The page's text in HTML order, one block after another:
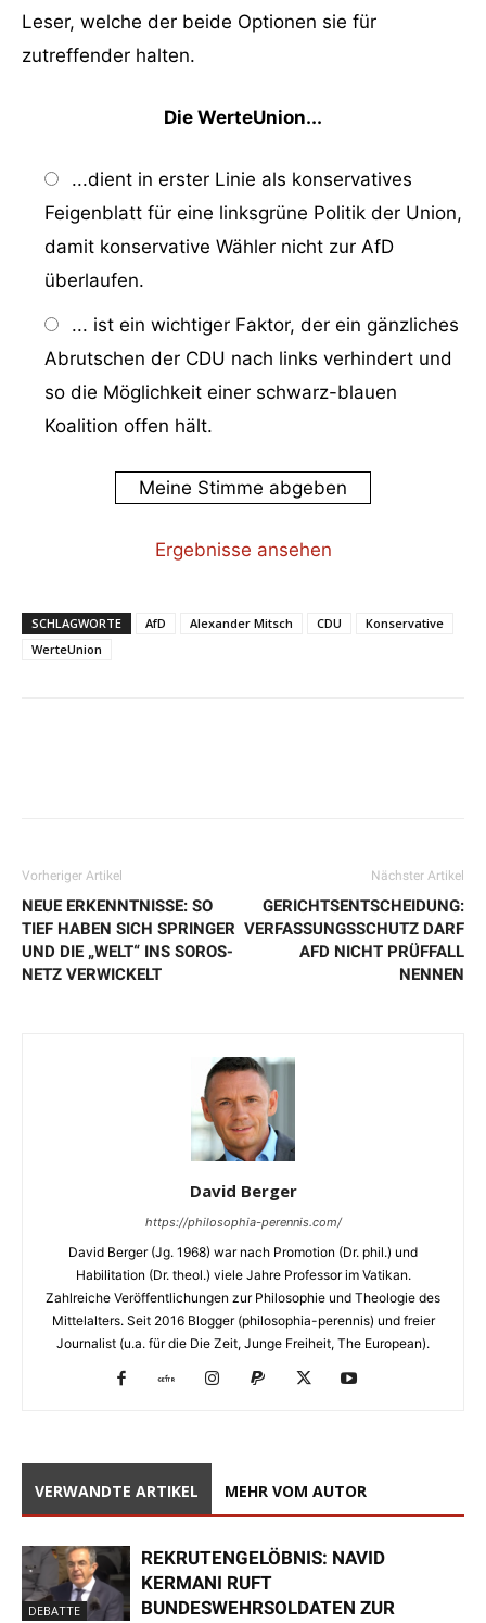
Leser, welche der beide Optionen sie für
zutreffender halten.
Die WerteUnion...
...dient in erster Linie als konservatives
Feigenblatt für eine linksgrüne Politik der Union,
damit konservative Wähler nicht zur AfD
überlaufen.
... ist ein wichtiger Faktor, der ein gänzliches
Abrutschen der CDU nach links verhindert und
so die Möglichkeit einer schwarz-blauen
Koalition offen hält.
Ergebnisse ansehen
SCHLAGWORTE AfD Alexander Mitsch CDU
Konservative
WerteUnion
Vorheriger Artikel
NEUE ERKENNTNISSE: SO
TIEF HABEN SICH SPRINGER
UND DIE „WELT“ INS SOROS-
NETZ VERWICKELT
Nächster Artikel
GERICHTSENTSCHEIDUNG:
VERFASSUNGSSCHUTZ DARF
AFD NICHT PRÜFFALL
NENNEN
David Berger
https://philosophia-perennis.com/
David Berger (Jg. 1968) war nach Promotion (Dr. phil.) und
Habilitation (Dr. theol.) viele Jahre Professor im Vatikan.
Zahlreiche Veröffentlichungen zur Philosophie und Theologie des
Mittelalters. Seit 2016 Blogger (philosophia-perennis) und freier
Journalist (u.a. für die Die Zeit, Junge Freiheit, The European).
VERWANDTE ARTIKEL MEHR VOM AUTOR
DEBATTE
REKRUTENGELÖBNIS: NAVID
KERMANI RUFT
BUNDESWEHRSOLDATEN ZUR